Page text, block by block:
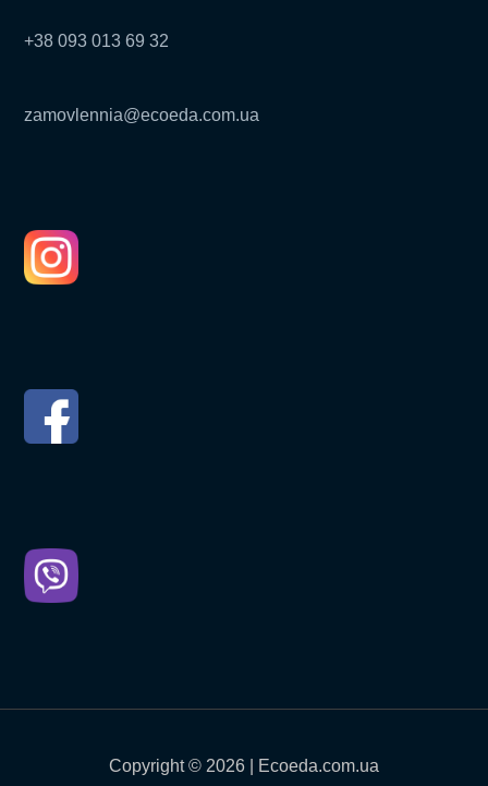
+38 093 013 69 32
zamovlennia@ecoeda.com.ua
Copyright © 2026 | Ecoeda.com.ua